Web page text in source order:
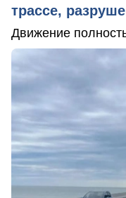
трассе,
Движение